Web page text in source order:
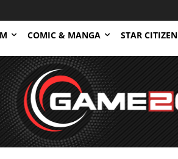
COMIC & MANGA STAR CITIZEN